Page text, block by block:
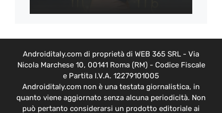
Androiditaly.com di proprietà di WEB 365 SRL - Via
Nicola Marchese 10, 00141 Roma (RM) - Codice Fiscale
e Partita I.V.A. 12279101005
Androiditaly.com non è una testata giornalistica, in
quanto viene aggiornato senza alcuna periodicità. Non
può pertanto considerarsi un prodotto editoriale ai